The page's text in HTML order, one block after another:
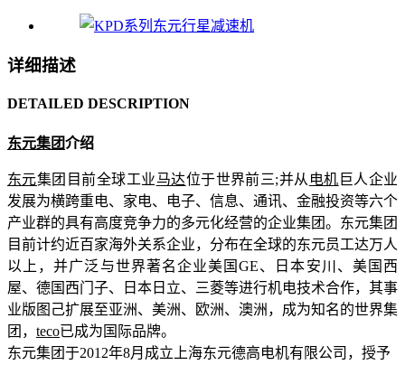
详细描述
DETAILED DESCRIPTION
东元集团介绍
东元集团目前全球工业马达位于世界前三;并从 电机 巨人企业
发展为横跨重电、家电、电子、信息、通讯、金融投资等六个
产业群的具有高度竞争力的多元化经营的企业集团。东元集团
目前计约近百家海外关系企业，分布在全球的东元员工达万人
以上，并广泛与世界著名企业美国GE、日本安川、美国西
屋、德国西门子、日本日立、三菱等进行机电技术合作，其事
业版图己扩展至亚洲、美洲、欧洲、澳洲，成为知名的世界集
团， teco已成为国际品牌。
东元集团于2012年8月成立上海东元德高电机有限公司，授予